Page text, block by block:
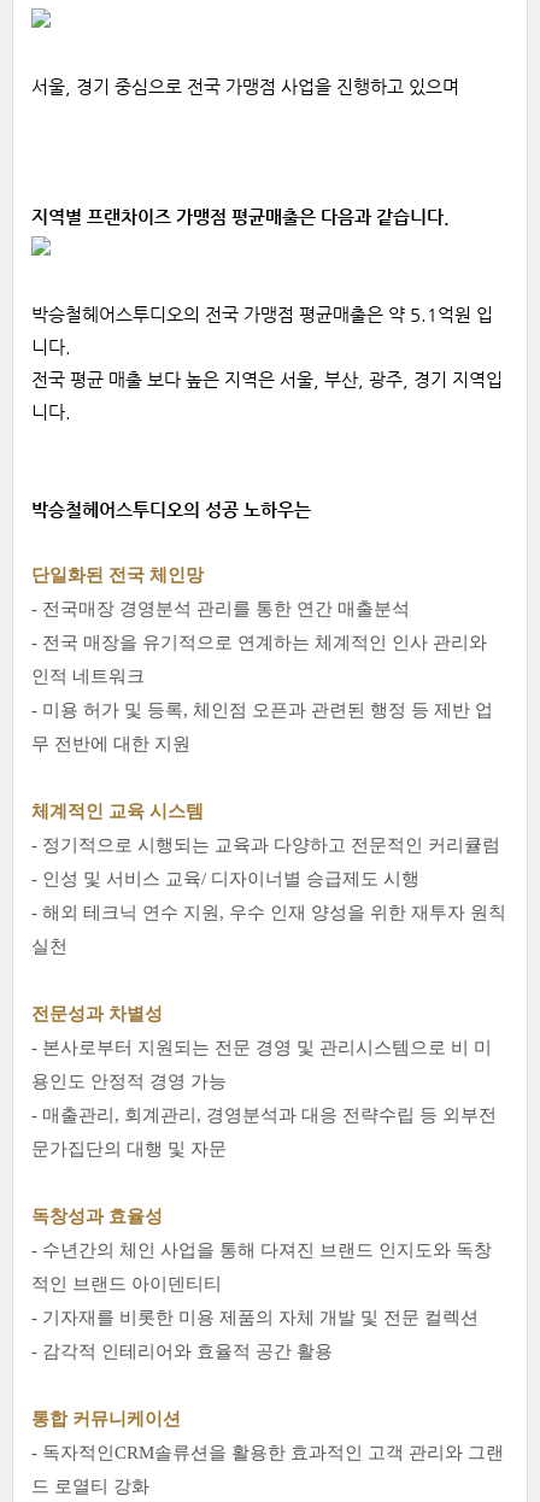
서울, 경기 중심으로 전국 가맹점 사업을 진행하고 있으며
지역별 프랜차이즈 가맹점 평균매출은 다음과 같습니다.
박승철헤어스투디오의 전국 가맹점 평균매출은 약 5.1억원 입
니다.
전국 평균 매출 보다 높은 지역은 서울, 부산, 광주, 경기 지역입
니다.
박승철헤어스투디오의 성공 노하우는
단일화된 전국 체인망
- 전국매장 경영분석 관리를 통한 연간 매출분석
- 전국 매장을 유기적으로 연계하는 체계적인 인사 관리와
인적 네트워크
- 미용 허가 및 등록, 체인점 오픈과 관련된 행정 등 제반 업
무 전반에 대한 지원
체계적인 교육 시스템
- 정기적으로 시행되는 교육과 다양하고 전문적인 커리큘럼
- 인성 및 서비스 교육/ 디자이너별 승급제도 시행
- 해외 테크닉 연수 지원, 우수 인재 양성을 위한 재투자 원칙
실천
전문성과 차별성
- 본사로부터 지원되는 전문 경영 및 관리시스템으로 비 미
용인도 안정적 경영 가능
- 매출관리, 회계관리, 경영분석과 대응 전략수립 등 외부전
문가집단의 대행 및 자문
독창성과 효율성
- 수년간의 체인 사업을 통해 다져진 브랜드 인지도와 독창
적인 브랜드 아이덴티티
- 기자재를 비롯한 미용 제품의 자체 개발 및 전문 컬렉션
- 감각적 인테리어와 효율적 공간 활용
통합 커뮤니케이션
- 독자적인CRM솔류션을 활용한 효과적인 고객 관리와 그랜
드 로열티 강화